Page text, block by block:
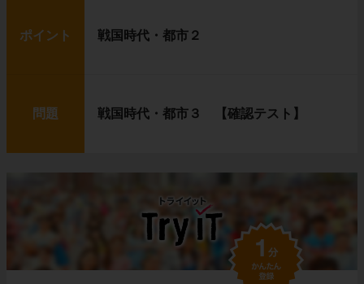
ポイント 戦国時代・都市２
問題 戦国時代・都市３ 【確認テスト】